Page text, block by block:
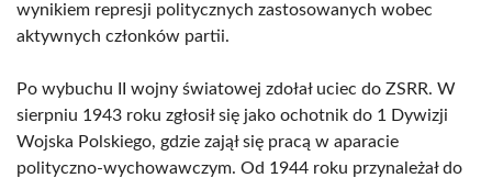
wynikiem represji politycznych zastosowanych wobec
aktywnych członków partii.
Po wybuchu II wojny światowej zdołał uciec do ZSRR. W
sierpniu 1943 roku zgłosił się jako ochotnik do 1 Dywizji
Wojska Polskiego, gdzie zajął się pracą w aparacie
polityczno-wychowawczym. Od 1944 roku przynależał do